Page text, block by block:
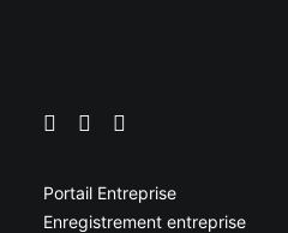
Portail Entreprise
Enregistrement entreprise